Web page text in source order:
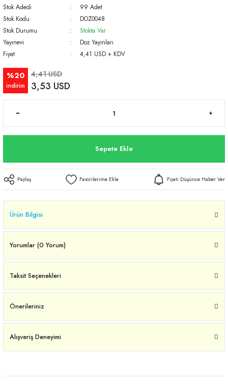
Stok Adedi
99 Adet
Stok Kodu
DOZ0048
Stok Durumu
Stokta Var
Yayınevi
Doz Yayınları
Fiyat
4,41 USD + KDV
%20
indirim
4,41 USD
3,53 USD
Sepete Ekle
Paylaş Fiyatı Düşünce Haber Ver
Ürün Bilgisi
Yorumlar (0 Yorum)
Taksit Seçenekleri
Önerileriniz
Alışveriş Deneyimi